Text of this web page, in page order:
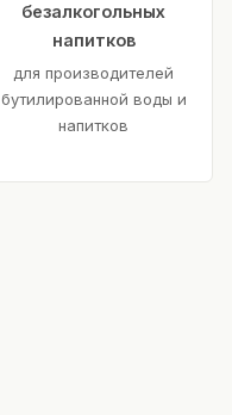
безалкогольных
напитков
для производителей
бутилированной воды и
напитков